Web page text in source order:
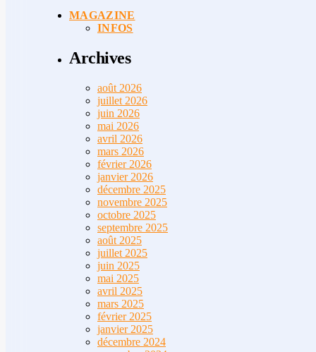
MAGAZINE
INFOS
Archives
août 2026
juillet 2026
juin 2026
mai 2026
avril 2026
mars 2026
février 2026
janvier 2026
décembre 2025
novembre 2025
octobre 2025
septembre 2025
août 2025
juillet 2025
juin 2025
mai 2025
avril 2025
mars 2025
février 2025
janvier 2025
décembre 2024